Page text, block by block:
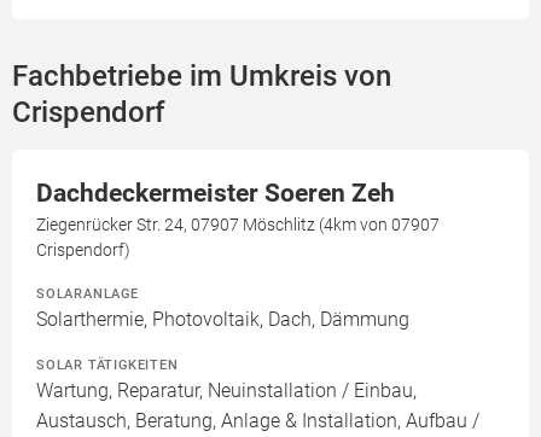
Fachbetriebe im Umkreis von
Crispendorf
Dachdeckermeister Soeren Zeh
Ziegenrücker Str. 24, 07907 Möschlitz (4km von 07907
Crispendorf)
SOLARANLAGE
Solarthermie, Photovoltaik, Dach, Dämmung
SOLAR TÄTIGKEITEN
Wartung, Reparatur, Neuinstallation / Einbau,
Austausch, Beratung, Anlage & Installation, Aufbau /